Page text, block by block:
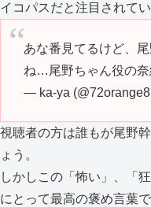
イコパスだと注目されてい
あな番見てるけど、
ね…尾野ちゃん役の奈
— ka-ya
視聴者の方は誰もが尾野
ょう。
しかしこの「怖い」、「
にとって最高の褒め言葉で